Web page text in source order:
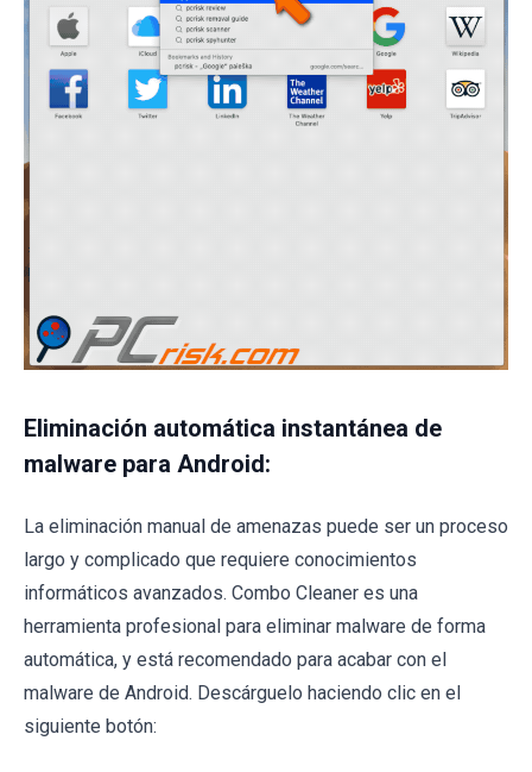
Eliminación automática instantánea de
malware para Android:
La eliminación manual de amenazas puede ser un proceso
largo y complicado que requiere conocimientos
informáticos avanzados. Combo Cleaner es una
herramienta profesional para eliminar malware de forma
automática, y está recomendado para acabar con el
malware de Android. Descárguelo haciendo clic en el
siguiente botón: